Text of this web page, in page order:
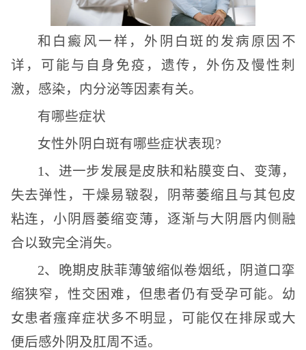
和白癜风一样，外阴白斑的发病原因不
详，可能与自身免疫，遗传，外伤及慢性刺
激，感染，内分泌等因素有关。
有哪些症状
女性外阴白斑有哪些症状表现?
1、进一步发展是皮肤和粘膜变白、变薄，
失去弹性，干燥易皲裂，阴蒂萎缩且与其包皮
粘连，小阴唇萎缩变薄，逐渐与大阴唇内侧融
合以致完全消失。
2、晚期皮肤菲薄皱缩似卷烟纸，阴道口挛
缩狭窄，性交困难，但患者仍有受孕可能。幼
女患者瘙痒症状多不明显，可能仅在排尿或大
便后感外阴及肛周不适。